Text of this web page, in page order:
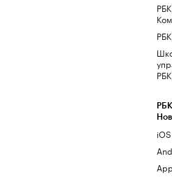
РБК
РБК
РБК
iOS